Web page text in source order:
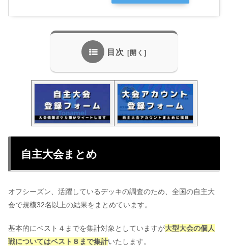
目次
自主大会まとめ
オフシーズン、活躍しているデッキの調査のため、全国の自主大
会で規模32名以上の結果をまとめています。
基本的にベスト４までを集計対象としていますが大型大会の個人
戦についてはベスト８まで集計いたします。